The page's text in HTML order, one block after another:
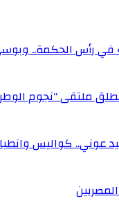
رأس الحكمة.. وبوسي
تطلق ملتقى “نجوم
كواليس